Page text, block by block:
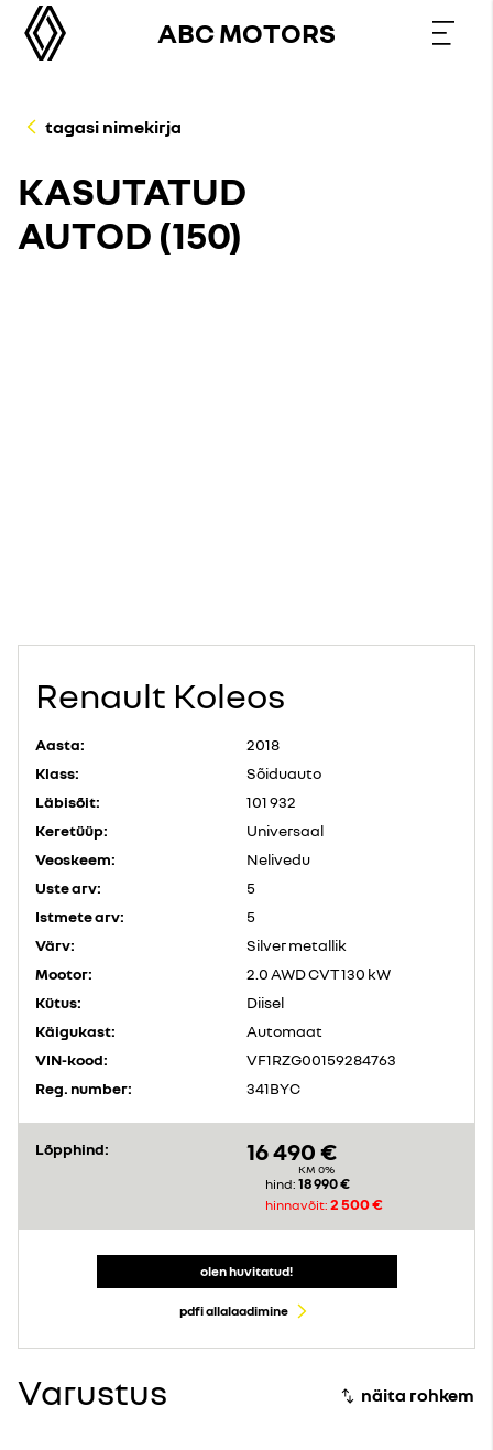
ABC MOTORS
tagasi nimekirja
KASUTATUD
AUTOD (150)
Renault Koleos
Aasta:
2018
Klass:
Sõiduauto
Läbisõit:
101 932
Keretüüp:
Universaal
Veoskeem:
Nelivedu
Uste arv:
5
Istmete arv:
5
Värv:
Silver metallik
Mootor:
2.0 AWD CVT 130 kW
Kütus:
Diisel
Käigukast:
Automaat
VIN-kood:
VF1RZG00159284763
Reg. number:
341BYC
Lõpphind: 16 490 €
KM 0%
hind: 18 990 €
hinnavõit: 2 500 €
olen huvitatud!
pdfi allalaadimine
Varustus